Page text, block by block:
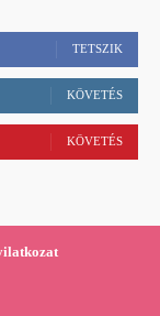
TETSZIK
KÖVETÉS
KÖVETÉS